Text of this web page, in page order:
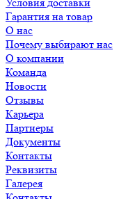
Гарантия на товар
О нас
Почему выбирают нас
О компании
Команда
Новости
Отзывы
Карьера
Партнеры
Документы
Контакты
Реквизиты
Галерея